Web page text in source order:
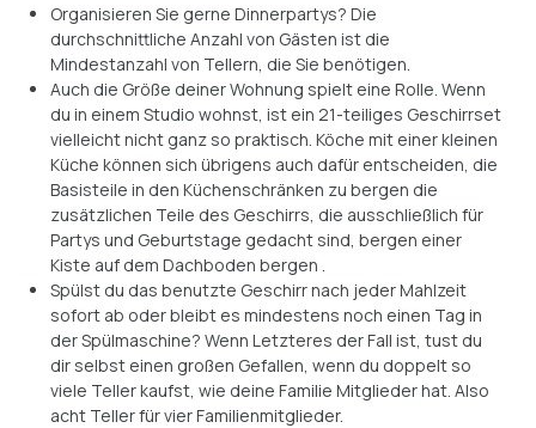
Organisieren Sie gerne Dinnerpartys? Die
durchschnittliche Anzahl von Gästen ist die
Mindestanzahl von Tellern, die Sie benötigen.
Auch die Größe deiner Wohnung spielt eine Rolle. Wenn
du in einem Studio wohnst, ist ein 21-teiliges Geschirrset
vielleicht nicht ganz so praktisch. Köche mit einer kleinen
Küche können sich übrigens auch dafür entscheiden, die
Basisteile in den Küchenschränken zu bergen die
zusätzlichen Teile des Geschirrs, die ausschließlich für
Partys und Geburtstage gedacht sind, bergen einer
Kiste auf dem Dachboden bergen .
Spülst du das benutzte Geschirr nach jeder Mahlzeit
sofort ab oder bleibt es mindestens noch einen Tag in
der Spülmaschine? Wenn Letzteres der Fall ist, tust du
dir selbst einen großen Gefallen, wenn du doppelt so
viele Teller kaufst, wie deine Familie Mitglieder hat. Also
acht Teller für vier Familienmitglieder.